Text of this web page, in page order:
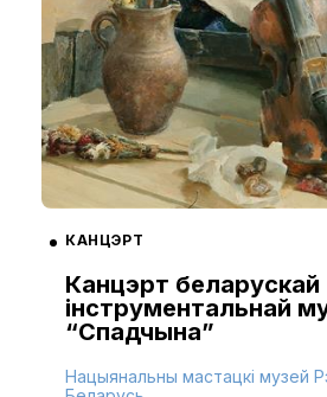
КАНЦЭРТ
Канцэрт беларускай
інструментальнай
“Спадчына”
Нацыянальны мастацкі музей